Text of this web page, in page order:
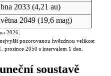
2033(4,21 au)
2049(19,6 mag)
2026;
pozorovanou hvězdnou velikost
2050 s intervalem 1 den.
soustavě